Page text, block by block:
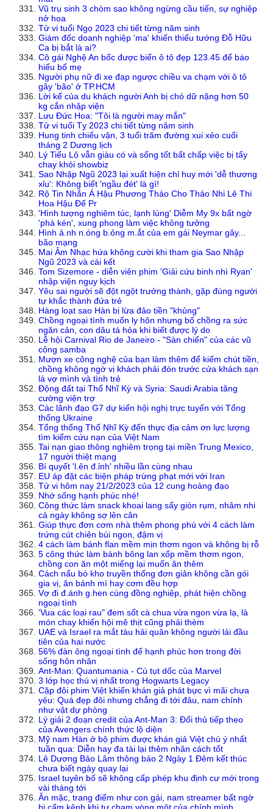
Vũ trụ sinh 3 chòm sao không ngừng cầu tiến, sự nghiệp
nở hoa
Tử vi tuổi Ngọ 2023 chi tiết từng năm sinh
Giám đốc doanh nghiệp 'ma' khiến thiếu tướng Đỗ Hữu
Ca bị bắt là ai?
Cô gái Nghệ An bốc được biển ô tô đẹp 123.45 để báo
hiếu bố mẹ
Người phụ nữ đi xe đạp ngược chiều va chạm với ô tô
gây 'bão' ở TP.HCM
Lời kể của du khách người Anh bị chó dữ nặng hơn 50
kg cắn nhập viện
Lưu Đức Hoa: "Tôi là người may mắn"
Tử vi tuổi Tỵ 2023 chi tiết từng năm sinh
Hung tinh chiếu vận, 3 tuổi trăm đường xui xẻo cuối
tháng 2 Dương lịch
Lý Tiểu Lộ vẫn giàu có và sống tốt bất chấp việc bị tẩy
chay khỏi showbiz
Sao Nhập Ngũ 2023 lại xuất hiện chỉ huy mới 'dễ thương
xỉu': Không biết 'ngầu đét' là gì!
Rộ Tin Nhắn Á Hậu Phương Thảo Cho Thảo Nhi Lê Thi
Hoa Hậu Để Pr
'Hình tượng nghiêm túc, lạnh lùng' Diễm My 9x bất ngờ
'phá kén', xung phong làm việc không tưởng
Hình ả.nh n.óng b.ỏng m.ắt của em gái Neymar gây...
bão mạng
Mai Âm Nhạc hứa không cười khi tham gia Sao Nhập
Ngũ 2023 và cái kết
Tom Sizemore - diễn viên phim 'Giải cứu binh nhì Ryan'
nhập viện nguy kịch
Yêu sai người sẽ đột ngột trưởng thành, gặp đúng người
tự khắc thành đứa trẻ
Hàng loạt sao Hàn bị lừa đảo tiền "khủng"
Chồng ngoại tình muốn ly hôn nhưng bố chồng ra sức
ngăn cản, con dâu tá hỏa khi biết được lý do
Lễ hội Carnival Rio de Janeiro - "Sàn chiến" của các vũ
công samba
Mượn xe công nghệ của bạn làm thêm để kiếm chút tiền,
chồng không ngờ vị khách phải đón trước cửa khách sạn
là vợ mình và tình trẻ
Động đất tại Thổ Nhĩ Kỳ và Syria: Saudi Arabia tăng
cường viện trợ
Các lãnh đạo G7 dự kiến hội nghị trực tuyến với Tổng
thống Ukraine
Tổng thống Thổ Nhĩ Kỳ đến thực địa cảm ơn lực lượng
tìm kiếm cứu nạn của Việt Nam
Tai nạn giao thông nghiêm trọng tại miền Trung Mexico,
17 người thiệt mạng
Bí quyết 'l.ên đ.ỉnh' nhiều lần cùng nhau
EU áp đặt các biện pháp trừng phạt mới với Iran
Tử vi hôm nay 21/2/2023 của 12 cung hoàng đạo
Nhớ sống hạnh phúc nhé!
Công thức làm snack khoai lang sấy giòn rụm, nhâm nhi
cả ngày không sợ lên cân
Giúp thực đơn cơm nhà thêm phong phú với 4 cách làm
trứng cút chiên bùi ngon, đậm vị
4 cách làm bánh flan mềm mịn thơm ngon và không bị rỗ
5 công thức làm bánh bông lan xốp mềm thơm ngon,
chồng con ăn một miếng lại muốn ăn thêm
Cách nấu bò kho truyền thống đơn giản không cần gói
gia vị, ăn bánh mì hay cơm đều hợp
Vợ đi đ.ánh g.hen cùng đồng nghiệp, phát hiện chồng
ngoại tình
'Vua các loại rau" đem sốt cà chua vừa ngon vừa lạ, là
món chay khiến hội mê thịt cũng phải thèm
UAE và Israel ra mắt tàu hải quân không người lái đầu
tiên của hai nước
56% đàn ông ngoại tình để hạnh phúc hơn trong đời
sống hôn nhân
Ant-Man: Quantumania - Cú tụt dốc của Marvel
3 lớp học thú vị nhất trong Hogwarts Legacy
Cặp đôi phim Việt khiến khán giả phát bực vì mãi chưa
yêu: Quá đẹp đôi nhưng chẳng đi tới đâu, nam chính
như vật dự phòng
Lý giải 2 đoạn credit của Ant-Man 3: Đối thủ tiếp theo
của Avengers chính thức lộ diện
Mỹ nam Hàn ở bộ phim được khán giả Việt chú ý nhất
tuần qua: Diễn hay đa tài lại thêm nhân cách tốt
Lê Dương Bảo Lâm thông báo 2 Ngày 1 Đêm kết thúc
chưa biết ngày quay lại
Israel tuyên bố sẽ không cấp phép khu định cư mới trong
vài tháng tới
Ăn mặc, trang điểm như con gái, nam streamer bất ngờ